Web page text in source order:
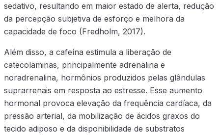
sedativo, resultando em maior estado de alerta, redução
da percepção subjetiva de esforço e melhora da
capacidade de foco (Fredholm, 2017).
Além disso, a cafeína estimula a liberação de
catecolaminas, principalmente adrenalina e
noradrenalina, hormônios produzidos pelas glândulas
suprarrenais em resposta ao estresse. Esse aumento
hormonal provoca elevação da frequência cardíaca, da
pressão arterial, da mobilização de ácidos graxos do
tecido adiposo e da disponibilidade de substratos